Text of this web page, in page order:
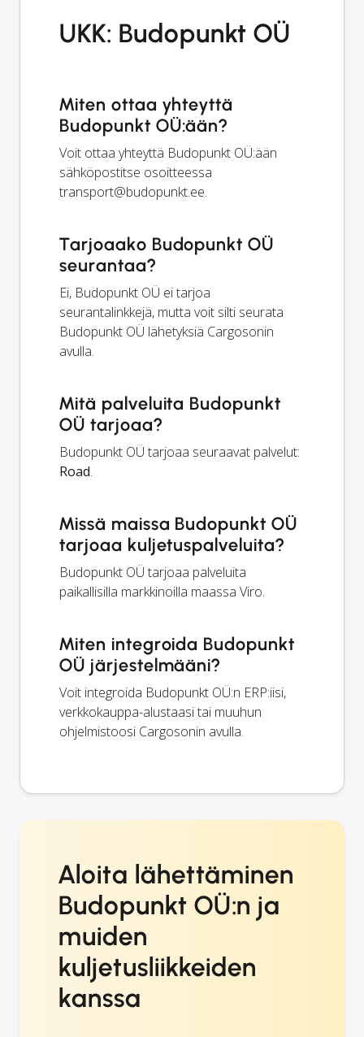
UKK: Budopunkt OÜ
Miten ottaa yhteyttä
Budopunkt OÜ:ään?
Voit ottaa yhteyttä Budopunkt OÜ:ään
sähköpostitse osoitteessa
transport@budopunkt.ee.
Tarjoaako Budopunkt OÜ
seurantaa?
Ei, Budopunkt OÜ ei tarjoa
seurantalinkkejä, mutta voit silti seurata
Budopunkt OÜ lähetyksiä Cargosonin
avulla.
Mitä palveluita Budopunkt
OÜ tarjoaa?
Budopunkt OÜ tarjoaa seuraavat palvelut:
Road.
Missä maissa Budopunkt OÜ
tarjoaa kuljetuspalveluita?
Budopunkt OÜ tarjoaa palveluita
paikallisilla markkinoilla maassa Viro.
Miten integroida Budopunkt
OÜ järjestelmääni?
Voit integroida Budopunkt OÜ:n ERP:iisi,
verkkokauppa-alustaasi tai muuhun
ohjelmistoosi Cargosonin avulla.
Aloita lähettäminen
Budopunkt OÜ:n ja
muiden
kuljetusliikkeiden
kanssa